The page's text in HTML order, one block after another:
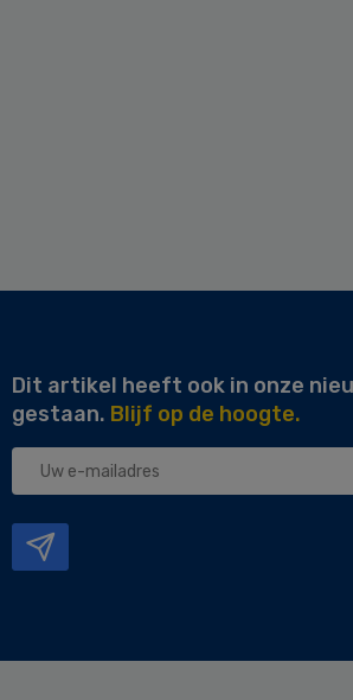
Dit artikel heeft ook in onze
gestaan. Blijf op de hoogte.
Uw